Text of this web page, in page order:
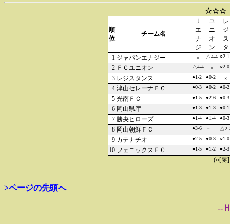
☆☆☆
順
位
チーム名
Ｊ
エ
ナ
ジ
ユ
ニ
オ
ン
レ
ジ
ス
タ
1 ジャパンエナジー × △4-4 ○2-1
2 ＦＣユニオン △4-4 × ○2-0
3 レジスタンス ●1-2 ●0-2 ×
4 津山セレーナＦＣ ●0-3 ●0-2 ●0-2
5 光南ＦＣ ●1-5 ●2-6 ●0-3
6 岡山県庁 ●1-3 ●1-3 ●0-1
7 勝央ヒローズ ●1-4 ●1-4 ●0-3
8 岡山朝鮮ＦＣ ●3-6 － △2-
9 カテナチオ ●2-5 ●0-3 ○1-0
10 フェニックスＦＣ ●1-5 ●1-2 ●2-3
(○[勝
>ページの先頭へ
--